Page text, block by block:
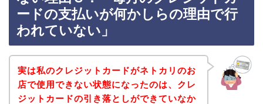
ードの支払いが何かしらの理由で行
われていない」
実は私のクレジットカードがネトカリのお
店で使用できない状態になったのは、クレ
ジットカードの引き落としができていなか